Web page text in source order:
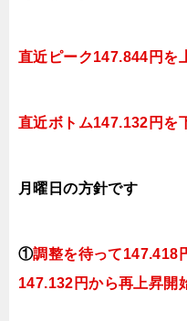
直近ピーク147.844円を
直近ボトム147.132円を
月曜日の方針です
①調整を待って147.418
147.132円から再上昇開